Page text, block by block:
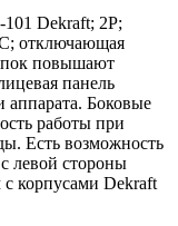
Dekraft; 2P;
отключающая
повышают
панель
аппарата. Боковые
работы при
Есть возможность
левой стороны
с корпусами Dekraft